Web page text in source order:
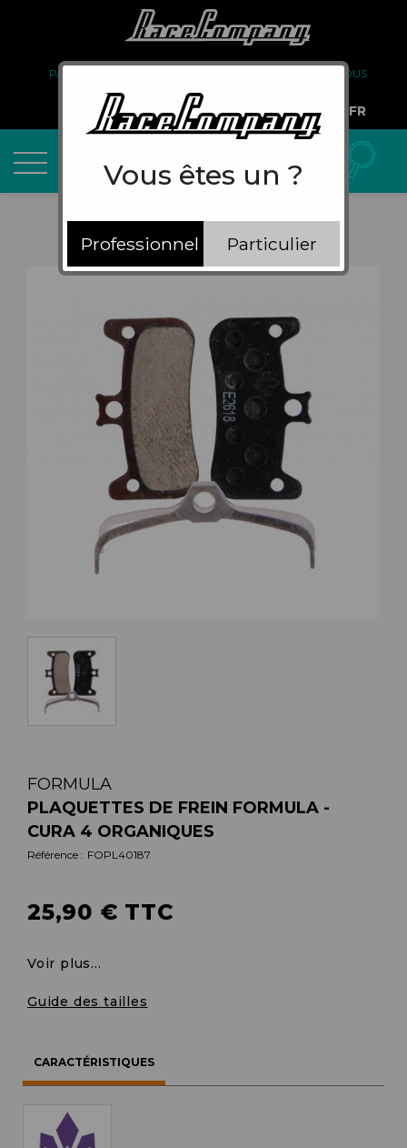
PARTENARIAT
À PROPOS DE NOUS
COMPTE PRO
FR
FORMULA
PLAQUETTES DE FREIN FORMULA -
CURA 4 ORGANIQUES
Référence : FOPL40187
25,90 € TTC
Voir plus...
Guide des tailles
CARACTÉRISTIQUES
Vous êtes un ?
Professionnel Particulier